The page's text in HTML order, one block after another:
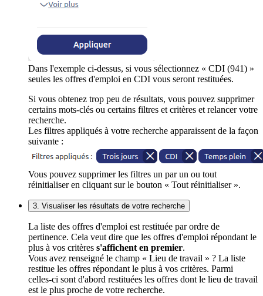
Dans l'exemple ci-dessus, si vous sélectionnez « CDI (941) »
seules les offres d'emploi en CDI vous seront restituées.
Si vous obtenez trop peu de résultats, vous pouvez supprimer
certains mots-clés ou certains filtres et critères et relancer votre
recherche.
Les filtres appliqués à votre recherche apparaissent de la façon
suivante :
Vous pouvez supprimer les filtres un par un ou tout
réinitialiser en cliquant sur le bouton « Tout réinitialiser ».
3. Visualiser les résultats de votre recherche
La liste des offres d'emploi est restituée par ordre de
pertinence. Cela veut dire que les offres d'emploi répondant le
plus à vos critères s'affichent en premier.
Vous avez renseigné le champ « Lieu de travail » ? La liste
restitue les offres répondant le plus à vos critères. Parmi
celles-ci sont d'abord restituées les offres dont le lieu de travail
est le plus proche de votre recherche.